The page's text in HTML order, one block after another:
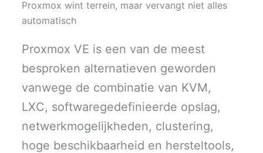
Proxmox wint terrein, maar vervangt niet alles
automatisch
Proxmox VE is een van de meest
besproken alternatieven geworden
vanwege de combinatie van KVM,
LXC, softwaregedefinieerde opslag,
netwerkmogelijkheden, clustering,
hoge beschikbaarheid en hersteltools,